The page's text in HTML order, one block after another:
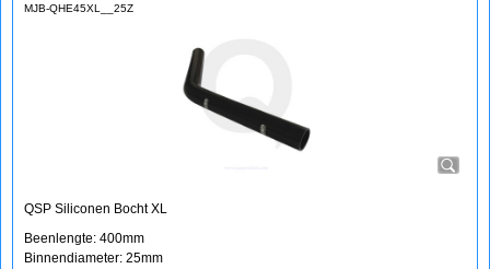
MJB-QHE45XL__25Z
QSP Siliconen Bocht XL
Beenlengte: 400mm
Binnendiameter: 25mm